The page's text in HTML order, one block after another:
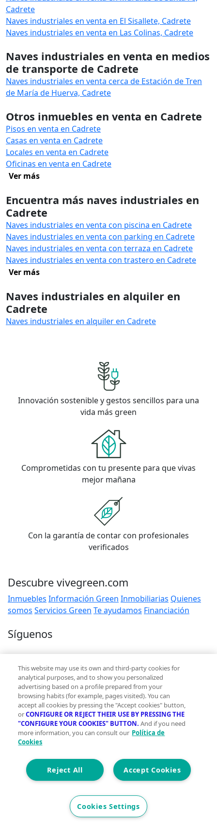
Cadrete
Naves industriales en venta en El Sisallete, Cadrete
Naves industriales en venta en Las Colinas, Cadrete
Naves industriales en venta en medios
de transporte de Cadrete
Naves industriales en venta cerca de Estación de Tren
de María de Huerva, Cadrete
Otros inmuebles en venta en Cadrete
Pisos en venta en Cadrete
Casas en venta en Cadrete
Locales en venta en Cadrete
Oficinas en venta en Cadrete
Ver más
Encuentra más naves industriales en
Cadrete
Naves industriales en venta con piscina en Cadrete
Naves industriales en venta con parking en Cadrete
Naves industriales en venta con terraza en Cadrete
Naves industriales en venta con trastero en Cadrete
Ver más
Naves industriales en alquiler en
Cadrete
Naves industriales en alquiler en Cadrete
Innovación sostenible y gestos sencillos para una
vida más green
Comprometidas con tu presente para que vivas
mejor mañana
Con la garantía de contar con profesionales
verificados
Descubre vivegreen.com
Inmuebles Información Green Inmobiliarias Quienes
somos Servicios Green Te ayudamos Financiación
Síguenos
Contacto
hola@vivegreen.com
Aviso Legal
Condiciones de uso
Politica de privacidad
Política de cookies
Accesibilidad
© 2026 Vivegreen - Todos los derechos reservados - UCI
SERVICIOS PARA PROFESIONALES INMOBILIARIOS, S.A.U
This website may use its own and third-party cookies for
analytical purposes, and to show you personalized
advertising based on a profile prepared from your
browsing habits (for example, pages visited). You can
accept all cookies by pressing the "Accept cookies" button,
orCONFIGURE OR REJECT THEIR USE BY PRESSING THE
"CONFIGURE YOUR COOKIES" BUTTON. And if you need
more information, you can consult our Política de
Cookies
Accept Cookies
Reject All
Cookies Settings